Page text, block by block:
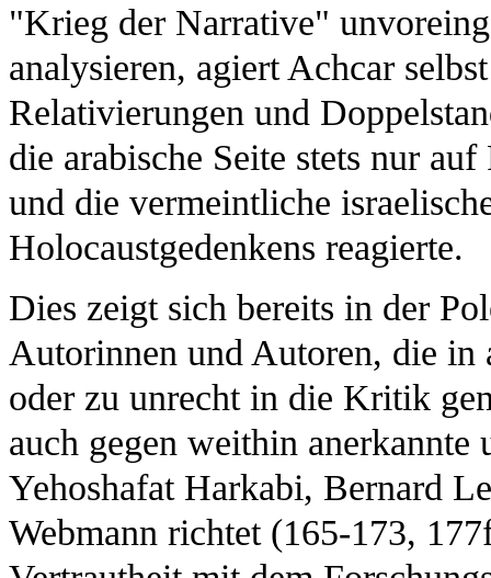
"Krieg der Narrative"
analysieren, agiert Achcar
Relativierungen und
die arabische Seite stets nur
und die vermeintliche
Holocaustgedenkens reagierte.
Dies zeigt sich bereits in der
Autorinnen und Autoren, die in
oder zu unrecht in die Kritik
auch gegen weithin
Yehoshafat Harkabi, Bernard
Webmann richtet (165-173,